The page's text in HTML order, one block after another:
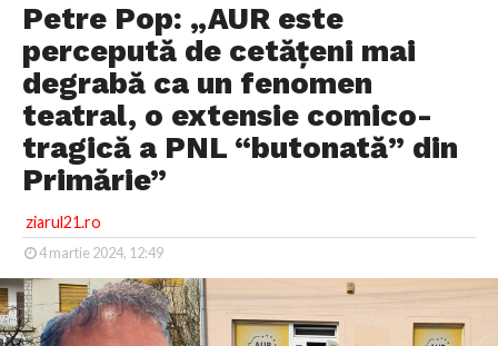
Petre Pop: „AUR este
percepută de cetățeni mai
degrabă ca un fenomen
teatral, o extensie comico-
tragică a PNL “butonată” din
Primărie”
ziarul21.ro
4 martie 2024, 12:49